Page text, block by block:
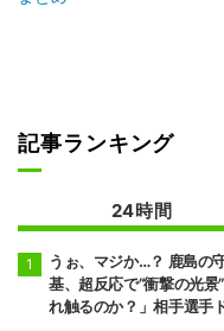
記事ランキング
24時間
うぉ、マジか…？ 鹿島の
基、超反応で“衝撃の光景
れ触るのか？」相手選手